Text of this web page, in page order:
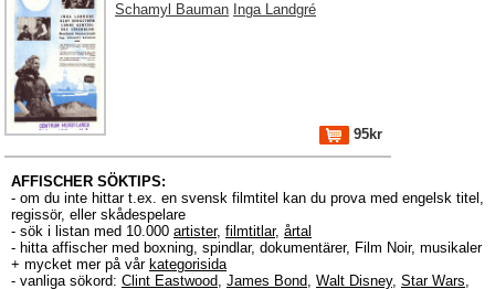
Schamyl Bauman Inga Landgré
95kr
AFFISCHER SÖKTIPS:
- om du inte hittar t.ex. en svensk filmtitel kan du prova med engelsk titel,
regissör, eller skådespelare
- sök i listan med 10.000 artister, filmtitlar, årtal
- hitta affischer med boxning, spindlar, dokumentärer, Film Noir, musikaler
+ mycket mer på vår kategorisida
- vanliga sökord: Clint Eastwood, James Bond, Walt Disney, Star Wars,